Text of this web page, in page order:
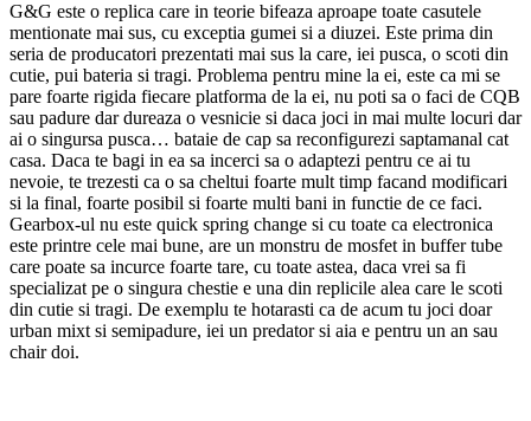
G&G este o replica care in teorie bifeaza aproape toate casutele
mentionate mai sus, cu exceptia gumei si a diuzei. Este prima din
seria de producatori prezentati mai sus la care, iei pusca, o scoti din
cutie, pui bateria si tragi. Problema pentru mine la ei, este ca mi se
pare foarte rigida fiecare platforma de la ei, nu poti sa o faci de CQB
sau padure dar dureaza o vesnicie si daca joci in mai multe locuri dar
ai o singursa pusca… bataie de cap sa reconfigurezi saptamanal cat
casa. Daca te bagi in ea sa incerci sa o adaptezi pentru ce ai tu
nevoie, te trezesti ca o sa cheltui foarte mult timp facand modificari
si la final, foarte posibil si foarte multi bani in functie de ce faci.
Gearbox-ul nu este quick spring change si cu toate ca electronica
este printre cele mai bune, are un monstru de mosfet in buffer tube
care poate sa incurce foarte tare, cu toate astea, daca vrei sa fi
specializat pe o singura chestie e una din replicile alea care le scoti
din cutie si tragi. De exemplu te hotarasti ca de acum tu joci doar
urban mixt si semipadure, iei un predator si aia e pentru un an sau
chair doi.